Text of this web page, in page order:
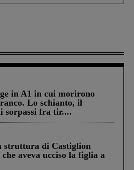
in A1 in cui morirono
Lo schianto, il
sorpassi fra tir....
struttura di Castiglion
aveva ucciso la figlia a